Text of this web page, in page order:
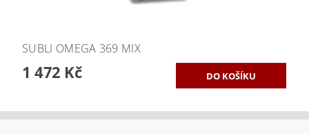
SUBLI OMEGA 369 MIX
1 472 Kč